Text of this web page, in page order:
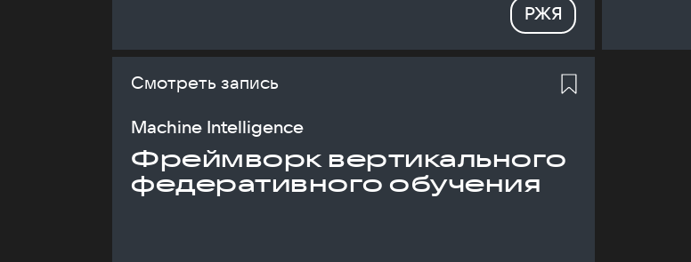
РЖЯ
Смотреть запись
Machine Intelligence
Фреймворк вертикального
федеративного обучения